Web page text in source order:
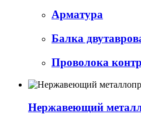
Арматура
Балка
Проволока
Нержавеющий